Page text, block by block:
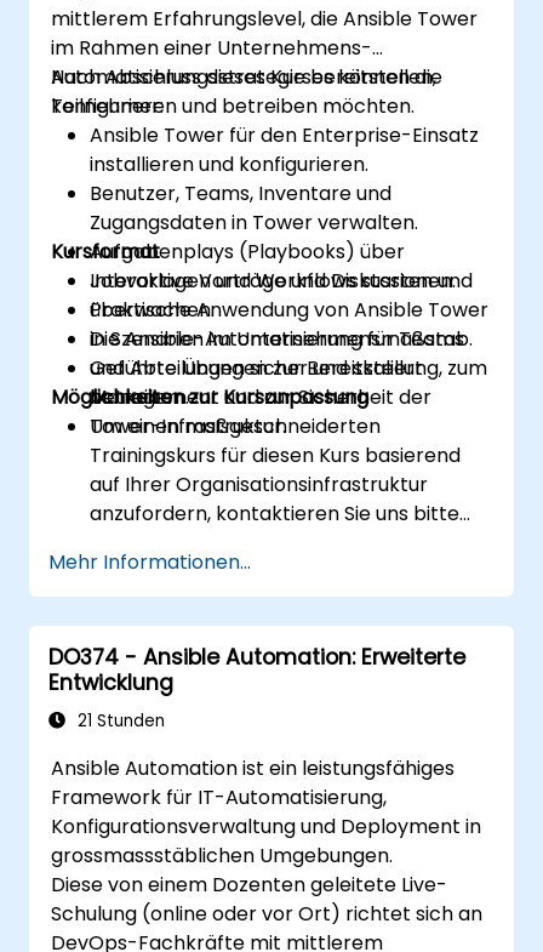
mittlerem Erfahrungslevel, die Ansible Tower
im Rahmen einer Unternehmens-
Automatisierungsstrategie bereitstellen,
konfigurieren und betreiben möchten.
Nach Abschluss dieses Kurses können die
Teilnehmer:
Ansible Tower für den Enterprise-Einsatz
installieren und konfigurieren.
Benutzer, Teams, Inventare und
Zugangsdaten in Tower verwalten.
Aufgabenplays (Playbooks) über
Jobvorlagen und Workflows starten und
überwachen.
Die Ansible-Automatisierung für Teams
und Abteilungen sicher und skaliert
betreiben.
Kursformat
Interaktive Vorträge und Diskussionen.
Praktische Anwendung von Ansible Tower
in Szenarien im Unternehmensmaßstab.
Geführte Übungen zur Bereitstellung, zum
Management und zur Sicherheit der
Tower-Infrastruktur.
Möglichkeiten zur Kursanpassung
Um einen maßgeschneiderten
Trainingskurs für diesen Kurs basierend
auf Ihrer Organisationsinfrastruktur
anzufordern, kontaktieren Sie uns bitte
Mehr Informationen...
DO374 - Ansible Automation: Erweiterte
Entwicklung
21 Stunden
Ansible Automation ist ein leistungsfähiges
Framework für IT-Automatisierung,
Konfigurationsverwaltung und Deployment in
grossmassstäblichen Umgebungen.
Diese von einem Dozenten geleitete Live-
Schulung (online oder vor Ort) richtet sich an
DevOps-Fachkräfte mit mittlerem